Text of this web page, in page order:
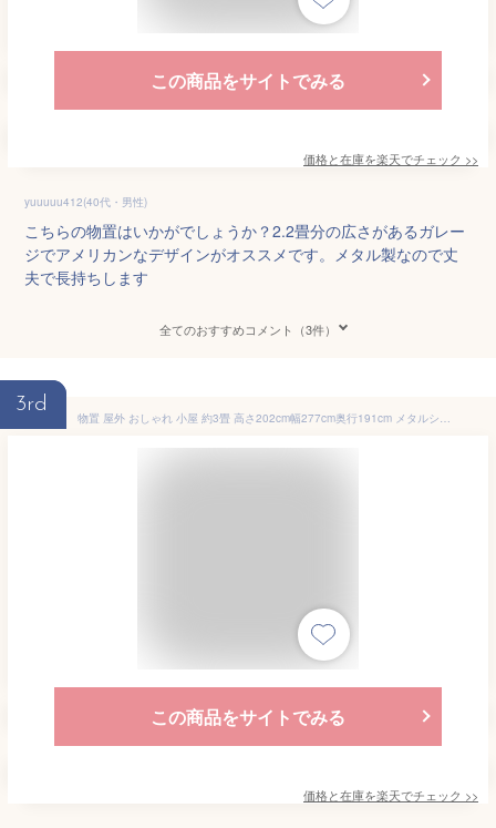
この商品をサイトでみる
価格と在庫を楽天でチェック >>
yuuuuu412(40代・男性)
こちらの物置はいかがでしょうか？2.2畳分の広さがあるガレー
ジでアメリカンなデザインがオススメです。メタル製なので丈
夫で長持ちします
全てのおすすめコメント（3件）
3rd
物置 屋外 おしゃれ 小屋 約3畳 高さ202cm幅277cm奥行191cm メタルシェッド 006 ダークグレー＆ホワイト 収納庫 ベランダ収納庫 スチール物置 ガーデン 大型 自転車 倉庫 大型物置 庭 ガーデニング 収納
この商品をサイトでみる
価格と在庫を楽天でチェック >>